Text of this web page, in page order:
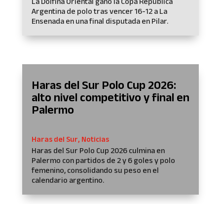
Argentina de polo tras vencer 16-12 a La
Ensenada en una final disputada en Pilar.
Haras del Sur Polo Cup 2026:
alto nivel competitivo y final en
Palermo
Haras del Sur, Noticias
Haras del Sur Polo Cup 2026 culmina en
Palermo con partidos de 2 y 6 goles y polo
femenino, consolidando su peso en el
calendario argentino.